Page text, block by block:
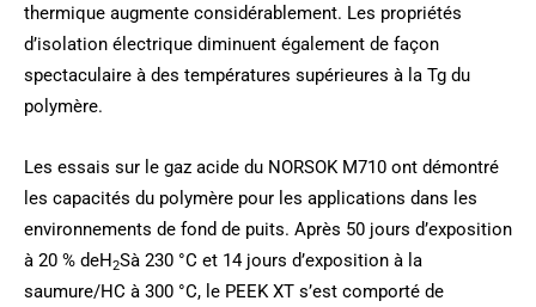
thermique augmente considérablement. Les propriétés
d’isolation électrique diminuent également de façon
spectaculaire à des températures supérieures à la Tg du
polymère.
Les essais sur le gaz acide du NORSOK M710 ont démontré
les capacités du polymère pour les applications dans les
environnements de fond de puits. Après 50 jours d’exposition
à 20 % deH2Sà 230 °C et 14 jours d’exposition à la
saumure/HC à 300 °C, le PEEK XT s’est comporté de